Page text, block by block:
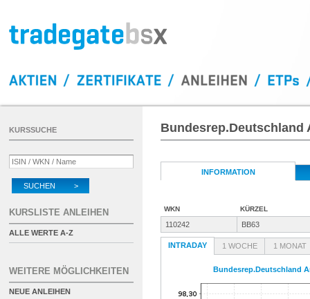
Bundesrep.Deutschland
INFORMATION
WKN KÜRZEL
110242 BB63
INTRADAY 1 WOCHE 1 MONAT
Bundesrep.Deutschland
KURSSUCHE
SUCHEN >
KURSLISTE ANLEIHEN
ALLE WERTE A-Z
WEITERE MÖGLICHKEITEN
NEUE ANLEIHEN